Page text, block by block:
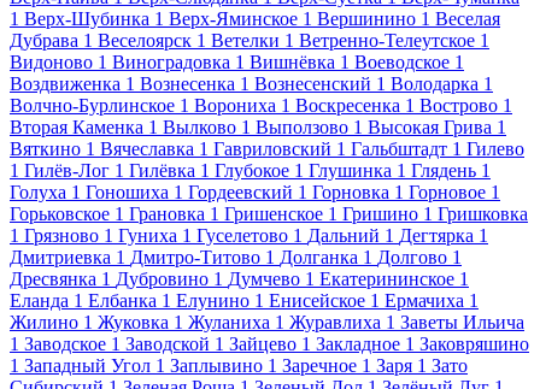
1 Верх-Шубинка 1 Верх-Яминское 1 Вершинино 1 Веселая
Дубрава 1 Веселоярск 1 Ветелки 1 Ветренно-Телеутское 1
Видоново 1 Виноградовка 1 Вишнёвка 1 Воеводское 1
Воздвиженка 1 Вознесенка 1 Вознесенский 1 Володарка 1
Волчно-Бурлинское 1 Ворониха 1 Воскресенка 1 Вострово 1
Вторая Каменка 1 Вылково 1 Выползово 1 Высокая Грива 1
Вяткино 1 Вячеславка 1 Гавриловский 1 Гальбштадт 1 Гилево
1 Гилёв-Лог 1 Гилёвка 1 Глубокое 1 Глушинка 1 Глядень 1
Голуха 1 Гоношиха 1 Гордеевский 1 Горновка 1 Горновое 1
Горьковское 1 Грановка 1 Гришенское 1 Гришино 1 Гришковка
1 Грязново 1 Гуниха 1 Гуселетово 1 Дальний 1 Дегтярка 1
Дмитриевка 1 Дмитро-Титово 1 Долганка 1 Долгово 1
Дресвянка 1 Дубровино 1 Думчево 1 Екатерининское 1
Еланда 1 Елбанка 1 Елунино 1 Енисейское 1 Ермачиха 1
Жилино 1 Жуковка 1 Жуланиха 1 Журавлиха 1 Заветы Ильича
1 Заводское 1 Заводской 1 Зайцево 1 Закладное 1 Заковряшино
1 Западный Угол 1 Заплывино 1 Заречное 1 Заря 1 Зато